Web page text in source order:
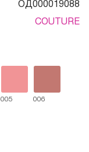
ОД000019088
COUTURE
005 006